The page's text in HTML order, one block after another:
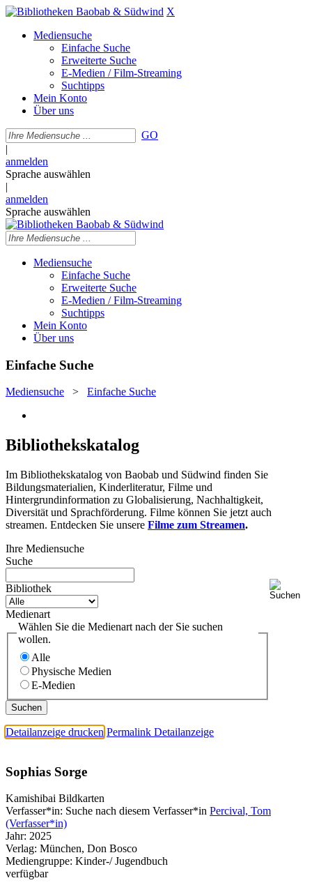
X
Mediensuche
Einfache Suche
Erweiterte Suche
E-Medien / Film-Streaming
Suchtipps
Mein Konto
Über uns
GO
|
anmelden
Sprache auswählen
|
anmelden
Sprache auswählen
Mediensuche
Einfache Suche
Erweiterte Suche
E-Medien / Film-Streaming
Suchtipps
Mein Konto
Über uns
Einfache Suche
Mediensuche > Einfache Suche
Bibliothekskatalog
Im Bibliothekskatalog von Baobab und Südwind finden Sie
Bildungsmaterialien, Kinderliteratur, Filme und
Hintergrundinformation zu Globalisierung, Nachhaltigkeit,
Diversität und Sprachförderung. Filme können Sie jetzt auch
streamen. Entdecken Sie unsere Filme zum Streamen.
Ihre Mediensuche
Suche
Bibliothek
Medienart
Wählen Sie die Medienart nach der Sie suchen
wollen.
Alle
Physische Medien
E-Medien
Detailanzeige drucken Permalink Detailanzeige
Sophias Sorge
Kamishibai Bildkarten
Verfasser*in: Suche nach diesem Verfasser*in Percival, Tom
(Verfasser*in)
Jahr: 2025
Verlag: München, Don Bosco
Mediengruppe: Kinder-/ Jugendbuch
verfügbar